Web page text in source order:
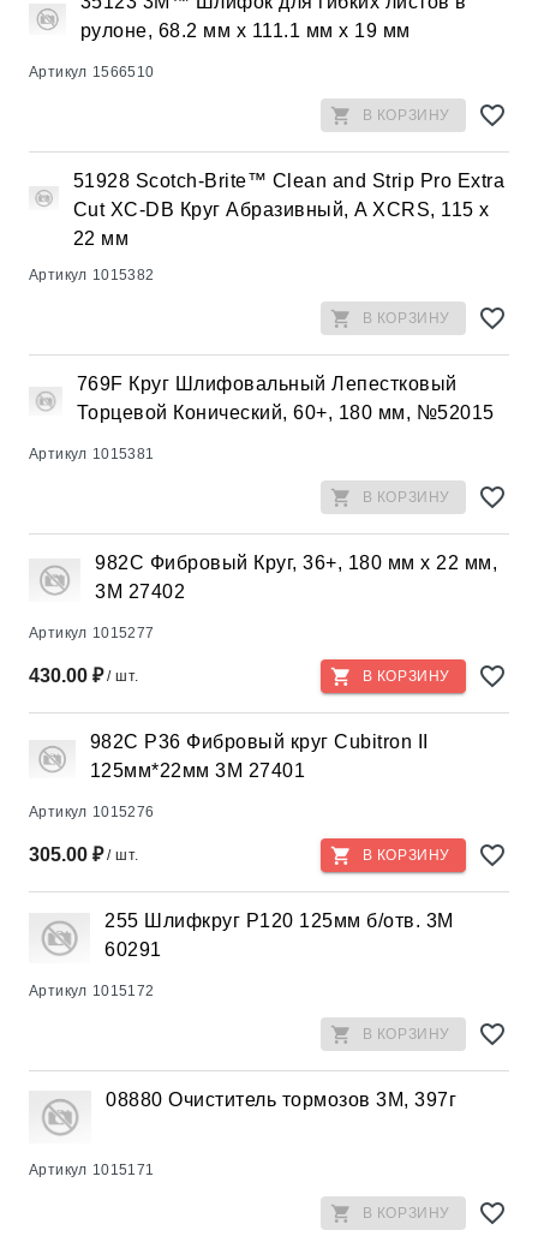
рулоне, 68.2 мм x 111.1 мм x 19 мм
Артикул 1566510
В КОРЗИНУ
51928 Scotch-Brite™ Clean and Strip Pro Extra
Cut XC-DB Круг Абразивный, A XCRS, 115 x
22 мм
Артикул 1015382
В КОРЗИНУ
769F Круг Шлифовальный Лепестковый
Торцевой Конический, 60+, 180 мм, №52015
Артикул 1015381
В КОРЗИНУ
982C Фибровый Круг, 36+, 180 мм х 22 мм,
3М 27402
Артикул 1015277
430.00 ₽/ шт. В КОРЗИНУ
982С Р36 Фибровый круг Cubitron II
125мм*22мм 3М 27401
Артикул 1015276
305.00 ₽/ шт. В КОРЗИНУ
255 Шлифкруг Р120 125мм б/отв. 3М
60291
Артикул 1015172
В КОРЗИНУ
08880 Очиститель тормозов 3М, 397г
Артикул 1015171
В КОРЗИНУ